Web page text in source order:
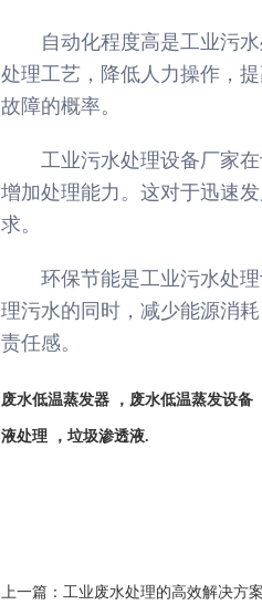
自动化程度高是工业污
处理工艺，降低人力操作，
故障的概率。
工业污水处理设备厂家
增加处理能力。这对于迅速
求。
环保节能是工业污水处
理污水的同时，减少能源消
责任感。
废水低温蒸发器 ，废水低温蒸发设备
液处理 ，垃圾渗透液.
上一篇： 工业废水处理的高效解决方案